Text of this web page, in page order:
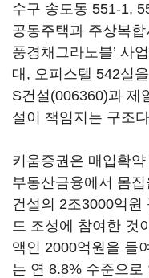
수구 송도동 551-1,
공동주택과 주상복합
풍경채그라노블’ 사
대, 오피스텔 542실
S건설(006360)과 제
설이 책임지는 구조
키움증권은 매입확
부동산금융에서 몸
건설의 2조3000억원
드 조성에 참여한 것
액인 2000억원을 들
는 연 8.8% 수준으로